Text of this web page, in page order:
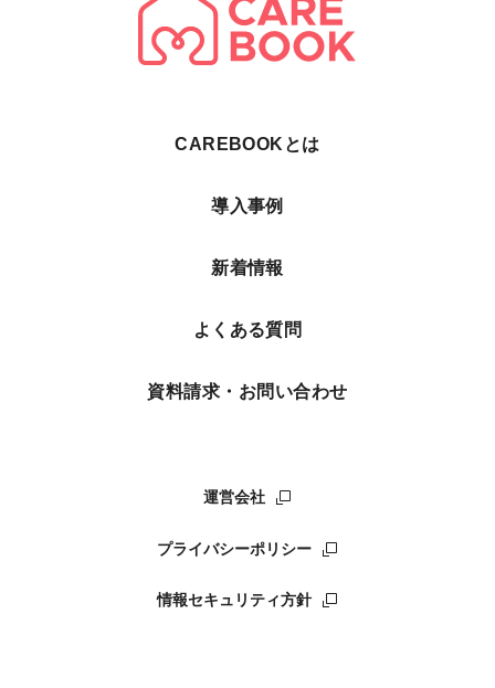
CAREBOOKとは
導入事例
新着情報
よくある質問
資料請求・お問い合わせ
運営会社
プライバシーポリシー
情報セキュリティ方針